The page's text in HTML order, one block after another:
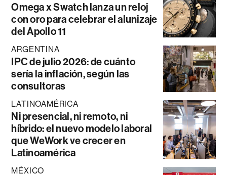
Omega x Swatch lanza un reloj
con oro para celebrar el alunizaje
del Apollo 11
ARGENTINA
IPC de julio 2026: de cuánto
sería la inflación, según las
consultoras
LATINOAMÉRICA
Ni presencial, ni remoto, ni
híbrido: el nuevo modelo laboral
que WeWork ve crecer en
Latinoamérica
MÉXICO